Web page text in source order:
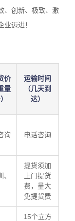
、创新、极致、激
迈进！
价
量
运输时间
（几天到
达）
询 电话咨询
提货须加
上门提货
费，量大
免提货费
15个立方